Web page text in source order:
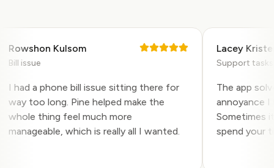
Kulsom
issue
a phone bill issue sitting there for
too long. Pine helped make the
thing feel much more
which is really all I wanted.
Lacey Kristen
Support tasks
The app
annoyance I
Sometimes it
spend your